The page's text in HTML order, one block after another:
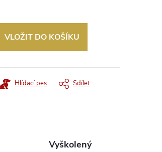
VLOŽIT DO KOŠÍKU
Hlídací pes Sdílet
Vyškolený